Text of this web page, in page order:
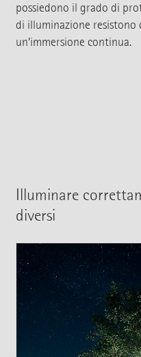
possiedono il grado di
di illuminazione resistono
un’immersione continua.
Illuminare
diversi